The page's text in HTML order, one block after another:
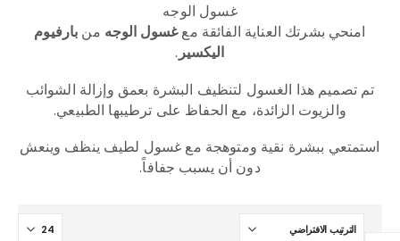
غسول الوجه
امنحي بشرتك العناية الفائقة معغسول الوجه من بارفيوم
اليكسير .
تم تصميم هذا الغسول لتنظيف البشرة بعمق وإزالة الشوائب
والزيوت الزائدة، مع الحفاظ على ترطيبها الطبيعي.
استمتعي ببشرة نقية ومتوهجة مع غسول لطيف ينظف وينعش
دون أن يسبب جفافاً.